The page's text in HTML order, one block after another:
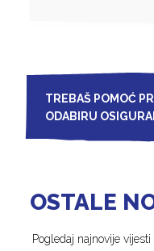
TREBAŠ POMOĆ
ODABIRU
OSTALE
Pogledaj najnovije